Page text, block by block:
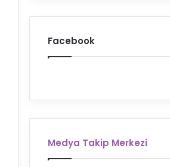
Facebook
Medya Takip Merkezi